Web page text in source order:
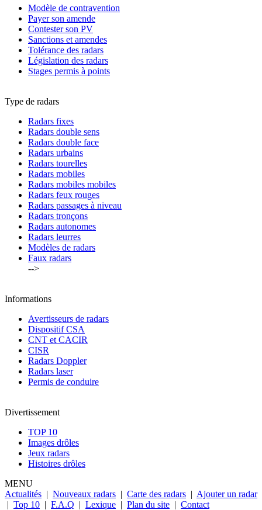
Modèle de contravention
Payer son amende
Contester son PV
Sanctions et amendes
Tolérance des radars
Législation des radars
Stages permis à points
Type de radars
Radars fixes
Radars double sens
Radars double face
Radars urbains
Radars tourelles
Radars mobiles
Radars mobiles mobiles
Radars feux rouges
Radars passages à niveau
Radars tronçons
Radars autonomes
Radars leurres
Modèles de radars
Faux radars
-->
Informations
Avertisseurs de radars
Dispositif CSA
CNT et CACIR
CISR
Radars Doppler
Radars laser
Permis de conduire
Divertissement
TOP 10
Images drôles
Jeux radars
Histoires drôles
MENU
Actualités | Nouveaux radars | Carte des radars | Ajouter un radar
| Top 10 | F.A.Q | Lexique | Plan du site | Contact